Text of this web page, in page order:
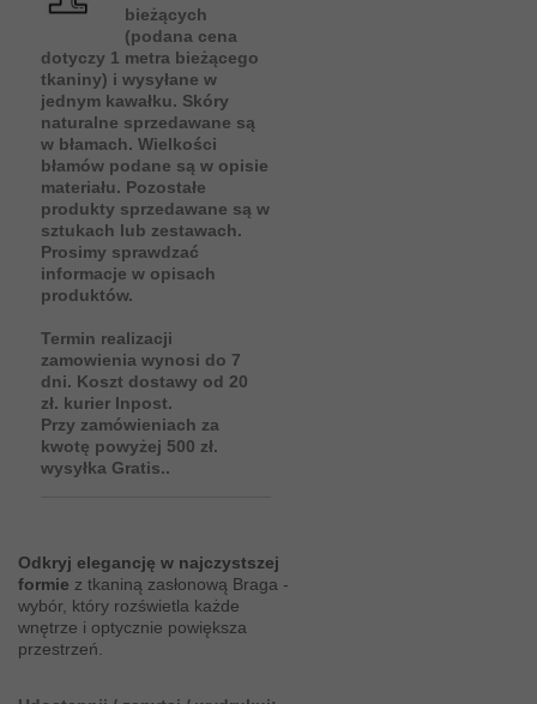
bieżących
(podana cena
dotyczy 1 metra bieżącego
tkaniny) i wysyłane w
jednym kawałku. Skóry
naturalne sprzedawane są
w błamach. Wielkości
błamów podane są w opisie
materiału. Pozostałe
produkty sprzedawane są w
sztukach lub zestawach.
Prosimy sprawdzać
informacje w opisach
produktów.
Termin realizacji
zamowienia wynosi do 7
dni. Koszt dostawy od 20
zł. kurier Inpost.
Przy zamówieniach za
kwotę powyżej 500 zł.
wysyłka Gratis..
Odkryj elegancję w najczystszej
formie z tkaniną zasłonową Braga -
wybór, który rozświetla każde
wnętrze i optycznie powiększa
przestrzeń.